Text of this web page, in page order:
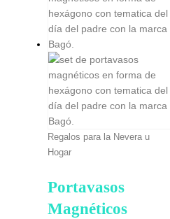
Regalos para la Nevera u
Hogar
Portavasos
Magnéticos